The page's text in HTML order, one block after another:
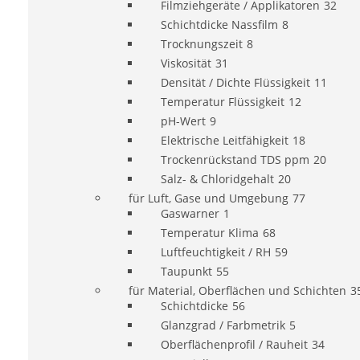
Filmziehgeräte / Applikatoren 32
Schichtdicke Nassfilm 8
Trocknungszeit 8
Viskosität 31
Densität / Dichte Flüssigkeit 11
Temperatur Flüssigkeit 12
pH-Wert 9
Elektrische Leitfähigkeit 18
Trockenrückstand TDS ppm 20
Salz- & Chloridgehalt 20
für Luft, Gase und Umgebung 77
Gaswarner 1
Temperatur Klima 68
Luftfeuchtigkeit / RH 59
Taupunkt 55
für Material, Oberflächen und Schichten
Schichtdicke 56
Glanzgrad / Farbmetrik 5
Oberflächenprofil / Rauheit 34